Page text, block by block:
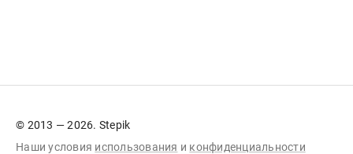
© 2013 — 2026. Stepik
Наши условия использования и конфиденциальности